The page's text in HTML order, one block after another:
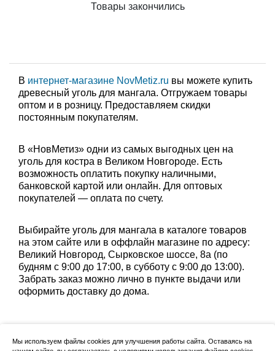
Товары закончились
В интернет-магазине NovMetiz.ru вы можете купить
древесный уголь для мангала. Отгружаем товары
оптом и в розницу. Предоставляем скидки
постоянным покупателям.
В «НовМетиз» одни из самых выгодных цен на
уголь для костра в Великом Новгороде. Есть
возможность оплатить покупку наличными,
банковской картой или онлайн. Для оптовых
покупателей — оплата по счету.
Выбирайте уголь для мангала в каталоге товаров
на этом сайте или в оффлайн магазине по адресу:
Великий Новгород, Сырковское шоссе, 8а (по
будням с 9:00 до 17:00, в субботу с 9:00 до 13:00).
Забрать заказ можно лично в пункте выдачи или
оформить доставку до дома.
Мы используем файлы cookies для улучшения работы сайта. Оставаясь на